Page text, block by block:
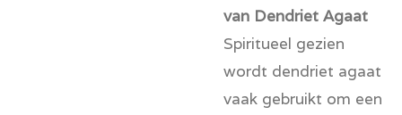
van Dendriet Agaat
Spiritueel gezien
wordt dendriet agaat
vaak gebruikt om een